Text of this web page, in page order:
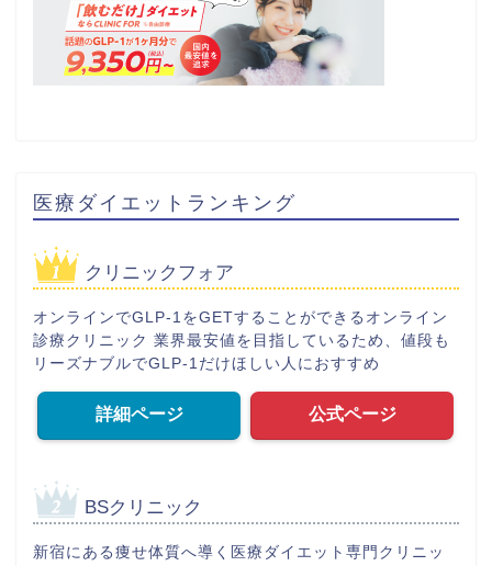
医療ダイエットランキング
クリニックフォア
オンラインでGLP-1をGETすることができるオンライン
診療クリニック 業界最安値を目指しているため、値段も
リーズナブルでGLP-1だけほしい人におすすめ
詳細ページ 公式ページ
BSクリニック
新宿にある痩せ体質へ導く医療ダイエット専門クリニッ